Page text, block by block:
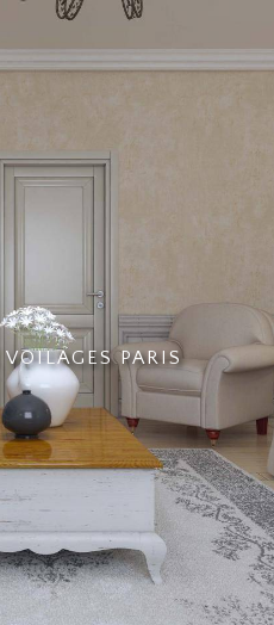
PARIS